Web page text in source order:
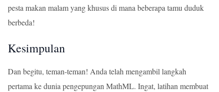
pesta makan malam yang khusus di mana beberapa tamu duduk
berbeda!
Kesimpulan
Dan begitu, teman-teman! Anda telah mengambil langkah
pertama ke dunia pengepungan MathML. Ingat, latihan membuat